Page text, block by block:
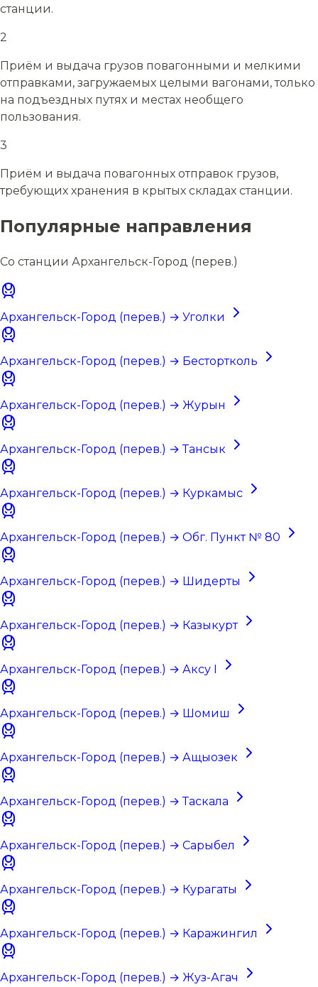
станции.
2
Приём и выдача грузов повагонными и мелкими
отправками, загружаемых целыми вагонами, только
на подъездных путях и местах необщего
пользования.
3
Приём и выдача повагонных отправок грузов,
требующих хранения в крытых складах станции.
Популярные направления
Со станции Архангельск-Город (перев.)
Архангельск-Город (перев.) → Уголки
Архангельск-Город (перев.) → Бестортколь
Архангельск-Город (перев.) → Журын
Архангельск-Город (перев.) → Тансык
Архангельск-Город (перев.) → Куркамыс
Архангельск-Город (перев.) → Обг. Пункт № 80
Архангельск-Город (перев.) → Шидерты
Архангельск-Город (перев.) → Казыкурт
Архангельск-Город (перев.) → Аксу I
Архангельск-Город (перев.) → Шомиш
Архангельск-Город (перев.) → Ащыозек
Архангельск-Город (перев.) → Таскала
Архангельск-Город (перев.) → Сарыбел
Архангельск-Город (перев.) → Курагаты
Архангельск-Город (перев.) → Каражингил
Архангельск-Город (перев.) → Жуз-Агач